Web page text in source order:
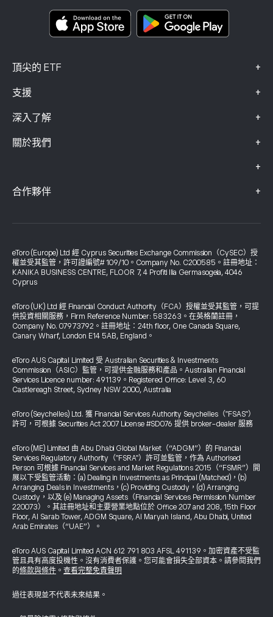
頂尖的 ETF +
支援 +
深入了解 +
關於我們 +
+
投訴資料（FCA 客戶）
合作夥伴 +
eToro (Europe) Ltd 經 Cyprus Securities Exchange Commission（CySEC）授
權並受其監管，許可證編號# 109/10。Company No. C200585。註冊地址：
KANIKA BUSINESS CENTRE, FLOOR 7, 4 Profiti Ilia Germasogeia, 4046
Cyprus
eToro (UK) Ltd 經 Financial Conduct Authority（FCA）授權並受其監管，可提
供投資相關服務，Firm Reference Number: 583263。在英格蘭註冊，
Company No. 07973792。註冊地址：24th floor, One Canada Square,
Canary Wharf, London E14 5AB, England。
eToro AUS Capital Limited 受 Australian Securities & Investments
Commission（ASIC）監管，可提供金融服務和產品。Australian Financial
Services Licence number: 491139。Registered Office: Level 3, 60
Castlereagh Street, Sydney NSW 2000, Australia
eToro (Seychelles) Ltd. 獲 Financial Services Authority Seychelles（"FSAS"）
許可，可根據 Securities Act 2007 License #SD076 提供 broker-dealer 服務
eToro (ME) Limited 由 Abu Dhabi Global Market（“ADGM”）的 Financial
Services Regulatory Authority（"FSRA"）許可並監管，作為 Authorised
Person 可根據 Financial Services and Market Regulations 2015（“FSMR”）開
展以下受監管活動：(a) Dealing in Investments as Principal (Matched)，(b)
Arranging Deals in Investments，(c) Providing Custody，(d) Arranging
Custody，以及 (e) Managing Assets（Financial Services Permission Number
220073）。其註冊地址和主要營業地點位於 Office 207 and 208, 15th Floor
Floor, Al Sarab Tower, ADGM Square, Al Maryah Island, Abu Dhabi, United
Arab Emirates（“UAE”）。
eToro AUS Capital Limited ACN 612 791 803 AFSL 491139。加密資產不受監
管且具有高度投機性。沒有消費者保護。您可能會損失全部資本。請參閱我們
的條款與條件 。 查看完整免責聲明
過往表現並不代表未來結果。